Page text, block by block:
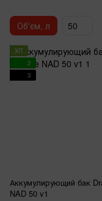
Об'єм, л 50
ХІТ
2
3
Аккумулирующий бак
NAD 50 v1